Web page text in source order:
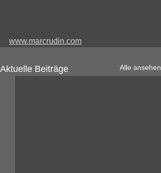
www.marcrudin.com
Aktuelle Beiträge Alle ansehen